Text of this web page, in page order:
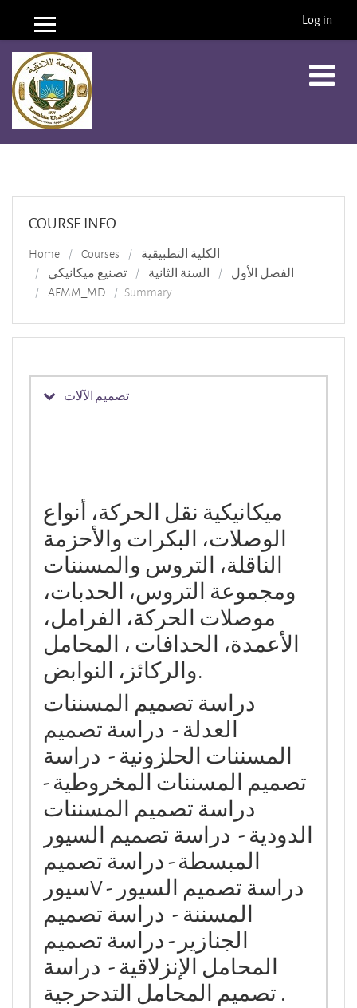
Skip to main content
Side panel Log in
COURSE INFO
Home Courses
الكلية التطبيقية
تصنيع ميكانيكي
السنة الثانية
الفصل الأول
AFMM_MD
Summary
تصميم الآلات
ميكانيكية نقل الحركة، أنواع
الوصلات، البكرات والأحزمة
الناقلة، التروس والمسننات
ومجموعة التروس، الحدبات،
موصلات الحركة، الفرامل،
الأعمدة، الحدافات ، المحامل
والركائز، النوابض.
دراسة تصميم المسننات
العدلة - دراسة تصميم
المسننات الحلزونية - دراسة
تصميم المسننات المخروطية -
دراسة تصميم المسننات
الدودية - دراسة تصميم السيور
المبسطة - دراسة تصميم
سيورV - دراسة تصميم السيور
المسننة - دراسة تصميم
الجنازير - دراسة تصميم
المحامل الإنزلاقية - دراسة
تصميم المحامل التدحرجية .